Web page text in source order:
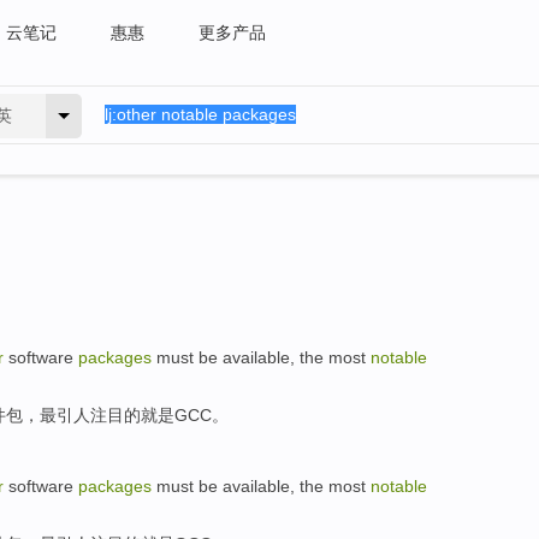
云笔记 惠惠 更多产品
software packages must be available the most notable
包 ， 最引人注目 的就是GCC。
software packages must be available the most notable